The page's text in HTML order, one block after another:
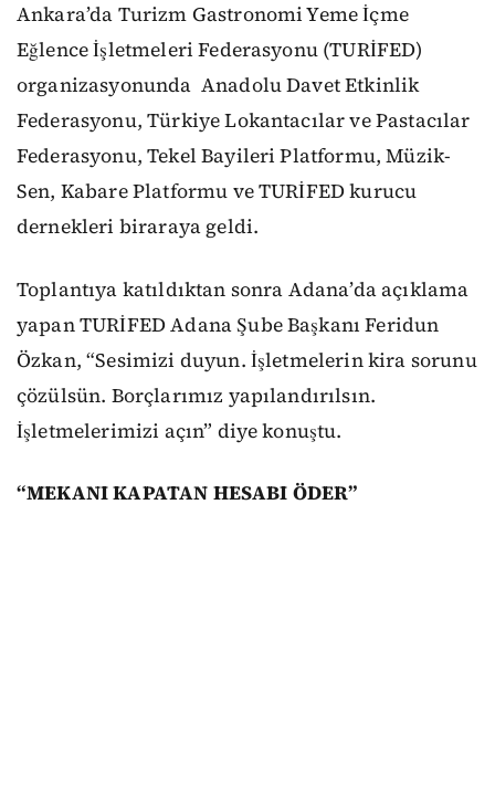
Ankara’da Turizm Gastronomi Yeme İçme
Eğlence İşletmeleri Federasyonu (TURİFED)
organizasyonunda Anadolu Davet Etkinlik
Federasyonu, Türkiye Lokantacılar ve Pastacılar
Federasyonu, Tekel Bayileri Platformu, Müzik-
Sen, Kabare Platformu ve TURİFED kurucu
dernekleri biraraya geldi.
Toplantıya katıldıktan sonra Adana’da açıklama
yapan TURİFED Adana Şube Başkanı Feridun
Özkan, “Sesimizi duyun. İşletmelerin kira sorunu
çözülsün. Borçlarımız yapılandırılsın.
İşletmelerimizi açın” diye konuştu.
“MEKANI KAPATAN HESABI ÖDER”